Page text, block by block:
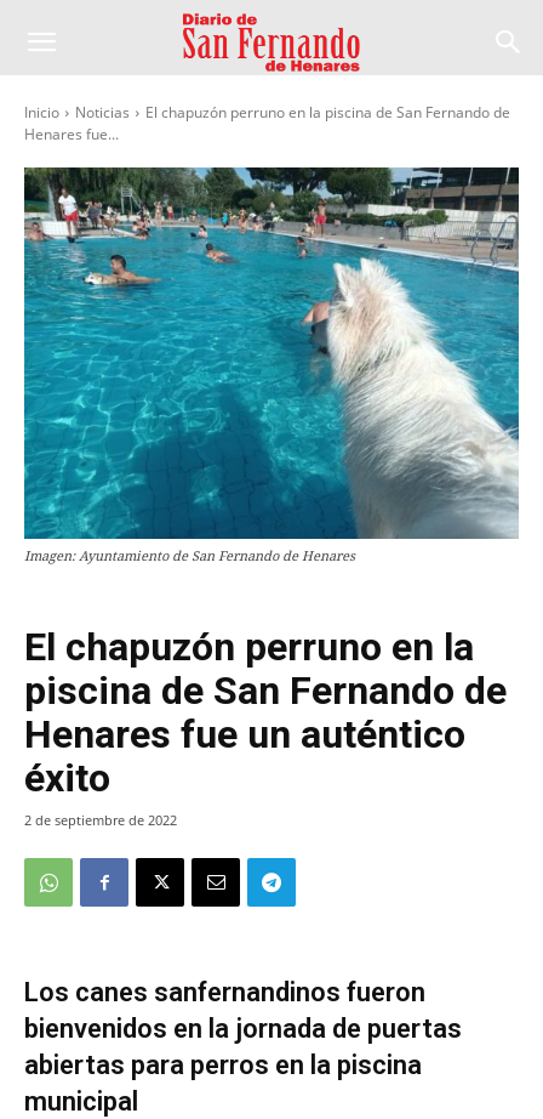
Inicio Noticias
El chapuzón perruno en la piscina de San Fernando de
Henares fue...
Imagen: Ayuntamiento de San Fernando de Henares
El chapuzón perruno en la
piscina de San Fernando de
Henares fue un auténtico
éxito
2 de septiembre de 2022
Los canes sanfernandinos fueron
bienvenidos en la jornada de puertas
abiertas para perros en la piscina
municipal